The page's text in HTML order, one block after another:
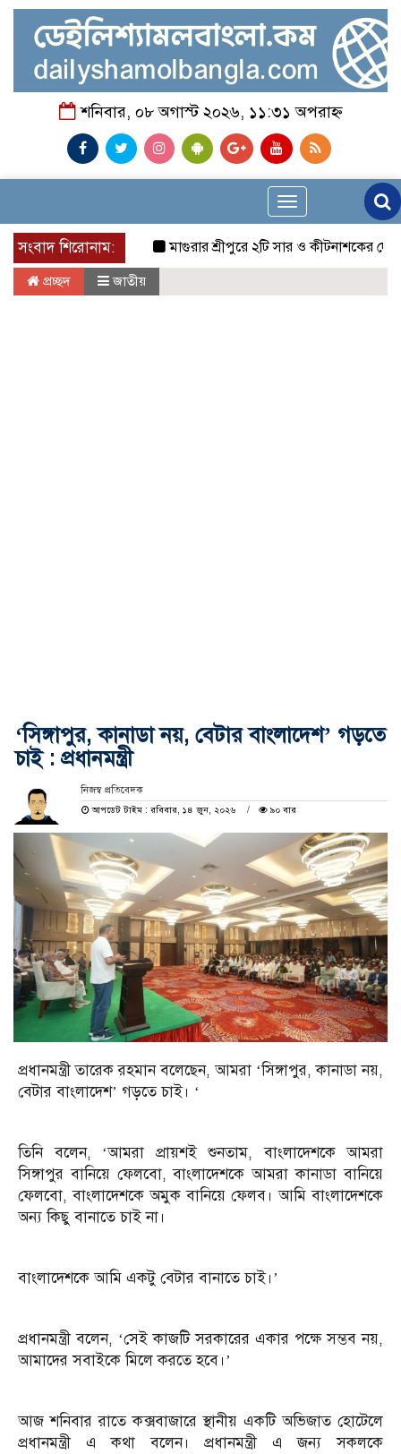
শনিবার, ০৮ অগাস্ট ২০২৬, ১১:৩১ অপরাহ্ন
Toggle
navigation
সংবাদ শিরোনাম:
মাগুরার শ্রীপুরে ২টি সার ও কীটনাশকের দোকানে
প্রচ্ছদ জাতীয়
‘সিঙ্গাপুর, কানাডা নয়, বেটার বাংলাদেশ’ গড়তে
চাই : প্রধানমন্ত্রী
নিজস্ব প্রতিবেদক
আপডেট টাইম : রবিবার, ১৪ জুন, ২০২৬
৯০ বার
প্রধানমন্ত্রী তারেক রহমান বলেছেন, আমরা ‘সিঙ্গাপুর, কানাডা নয়,
বেটার বাংলাদেশ’ গড়তে চাই। ‘
তিনি বলেন, ‘আমরা প্রায়শই শুনতাম, বাংলাদেশকে আমরা
সিঙ্গাপুর বানিয়ে ফেলবো, বাংলাদেশকে আমরা কানাডা বানিয়ে
ফেলবো, বাংলাদেশকে অমুক বানিয়ে ফেলব। আমি বাংলাদেশকে
অন্য কিছু বানাতে চাই না।
বাংলাদেশকে আমি একটু বেটার বানাতে চাই।’
প্রধানমন্ত্রী বলেন, ‘সেই কাজটি সরকারের একার পক্ষে সম্ভব নয়,
আমাদের সবাইকে মিলে করতে হবে।’
আজ শনিবার রাতে কক্সবাজারে স্থানীয় একটি অভিজাত হোটেলে
প্রধানমন্ত্রী এ কথা বলেন। প্রধানমন্ত্রী এ জন্য সকলকে